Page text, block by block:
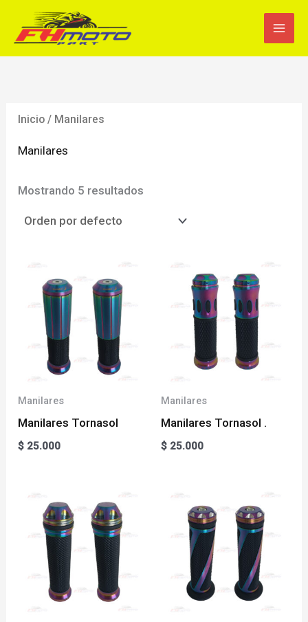
Inicio / Manilares
Manilares
Mostrando 5 resultados
Manilares
Manilares Tornasol
$ 25.000
Manilares
Manilares Tornasol .
$ 25.000